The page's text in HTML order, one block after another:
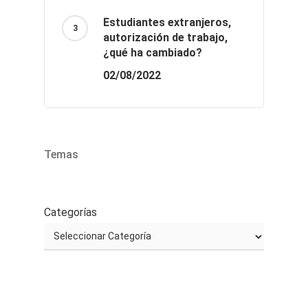
Estudiantes extranjeros,
autorización de trabajo,
¿qué ha cambiado?
02/08/2022
Temas
Categorías